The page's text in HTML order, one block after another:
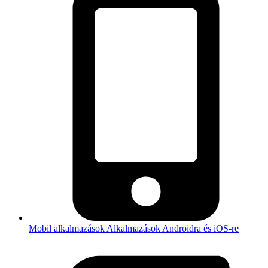
Mobil alkalmazások Alkalmazások Androidra és iOS-re